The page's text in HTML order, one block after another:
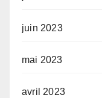
juin 2023
mai 2023
avril 2023